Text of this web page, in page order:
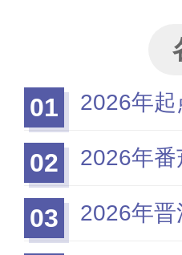
01
2026年
02 2026年
03 2026年